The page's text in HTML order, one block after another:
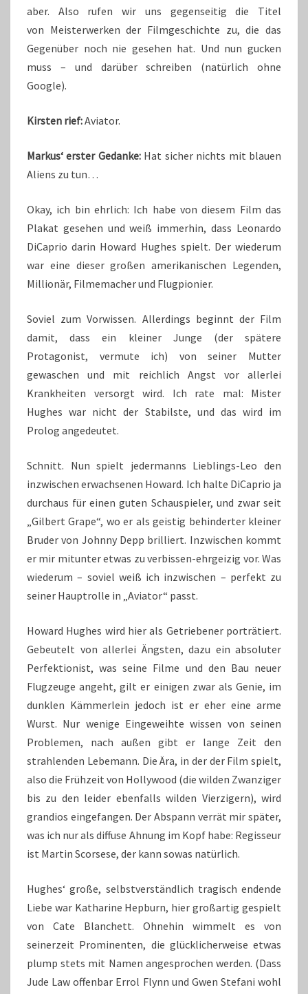
aber. Also rufen wir uns gegenseitig die Titel
von Meisterwerken der Filmgeschichte zu, die das
Gegenüber noch nie gesehen hat. Und nun gucken
muss – und darüber schreiben (natürlich ohne
Google).
Kirsten rief:Aviator.
Markus‘ erster Gedanke:Hat sicher nichts mit blauen
Aliens zu tun…
Okay, ich bin ehrlich: Ich habe von diesem Film das
Plakat gesehen und weiß immerhin, dass Leonardo
DiCaprio darin Howard Hughes spielt. Der wiederum
war eine dieser großen amerikanischen Legenden,
Millionär, Filmemacher und Flugpionier.
Soviel zum Vorwissen. Allerdings beginnt der Film
damit, dass ein kleiner Junge (der spätere
Protagonist, vermute ich) von seiner Mutter
gewaschen und mit reichlich Angst vor allerlei
Krankheiten versorgt wird. Ich rate mal: Mister
Hughes war nicht der Stabilste, und das wird im
Prolog angedeutet.
Schnitt. Nun spielt jedermanns Lieblings-Leo den
inzwischen erwachsenen Howard. Ich halte DiCaprio ja
durchaus für einen guten Schauspieler, und zwar seit
„Gilbert Grape“, wo er als geistig behinderter kleiner
Bruder von Johnny Depp brilliert. Inzwischen kommt
er mir mitunter etwas zu verbissen-ehrgeizig vor. Was
wiederum – soviel weiß ich inzwischen – perfekt zu
seiner Hauptrolle in „Aviator“ passt.
Howard Hughes wird hier als Getriebener porträtiert.
Gebeutelt von allerlei Ängsten, dazu ein absoluter
Perfektionist, was seine Filme und den Bau neuer
Flugzeuge angeht, gilt er einigen zwar als Genie, im
dunklen Kämmerlein jedoch ist er eher eine arme
Wurst. Nur wenige Eingeweihte wissen von seinen
Problemen, nach außen gibt er lange Zeit den
strahlenden Lebemann. Die Ära, in der der Film spielt,
also die Frühzeit von Hollywood (die wilden Zwanziger
bis zu den leider ebenfalls wilden Vierzigern), wird
grandios eingefangen. Der Abspann verrät mir später,
was ich nur als diffuse Ahnung im Kopf habe: Regisseur
ist Martin Scorsese, der kann sowas natürlich.
Hughes‘ große, selbstverständlich tragisch endende
Liebe war Katharine Hepburn, hier großartig gespielt
von Cate Blanchett. Ohnehin wimmelt es von
seinerzeit Prominenten, die glücklicherweise etwas
plump stets mit Namen angesprochen werden. (Dass
Jude Law offenbar Errol Flynn und Gwen Stefani wohl